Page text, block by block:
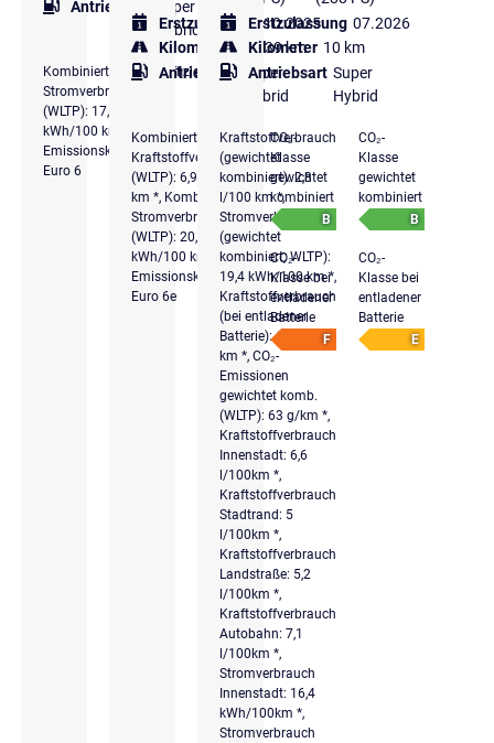
Antriebsart
Super
Hybrid
Kombinierter
Stromverbrauch
(WLTP): 17,7
kWh/100 km *,
Emissionsklasse
Euro 6
Effizienzklasse
Erstzulassung 10.2025
Kilometer 15.139 km
Antriebsart
Super
Hybrid
Kombinierter
Kraftstoffverbrauch
(WLTP): 6,9 l/100
km *, Kombinierter
Stromverbrauch
(WLTP): 20,7
kWh/100 km *,
Emissionsklasse
Euro 6e
CO₂-
Klasse
gewichtet
kombiniert
B
CO₂-
Klasse bei
entladener
Batterie
F
Erstzulassung 07.2026
Kilometer 10 km
Antriebsart Super
Hybrid
Kraftstoffverbrauch
(gewichtet
kombiniert): 2,8
l/100 km *,
Stromverbrauch
(gewichtet
kombiniert; WLTP):
19,4 kWh/100 km *,
Kraftstoffverbrauch
(bei entladener
Batterie): 6 l/100
km *, CO₂-
Emissionen
gewichtet komb.
(WLTP): 63 g/km *,
Kraftstoffverbrauch
Innenstadt: 6,6
l/100km *,
Kraftstoffverbrauch
Stadtrand: 5
l/100km *,
Kraftstoffverbrauch
Landstraße: 5,2
l/100km *,
Kraftstoffverbrauch
Autobahn: 7,1
l/100km *,
Stromverbrauch
Innenstadt: 16,4
kWh/100km *,
Stromverbrauch
CO₂-
Klasse
gewichtet
kombiniert
B
CO₂-
Klasse bei
entladener
Batterie
E